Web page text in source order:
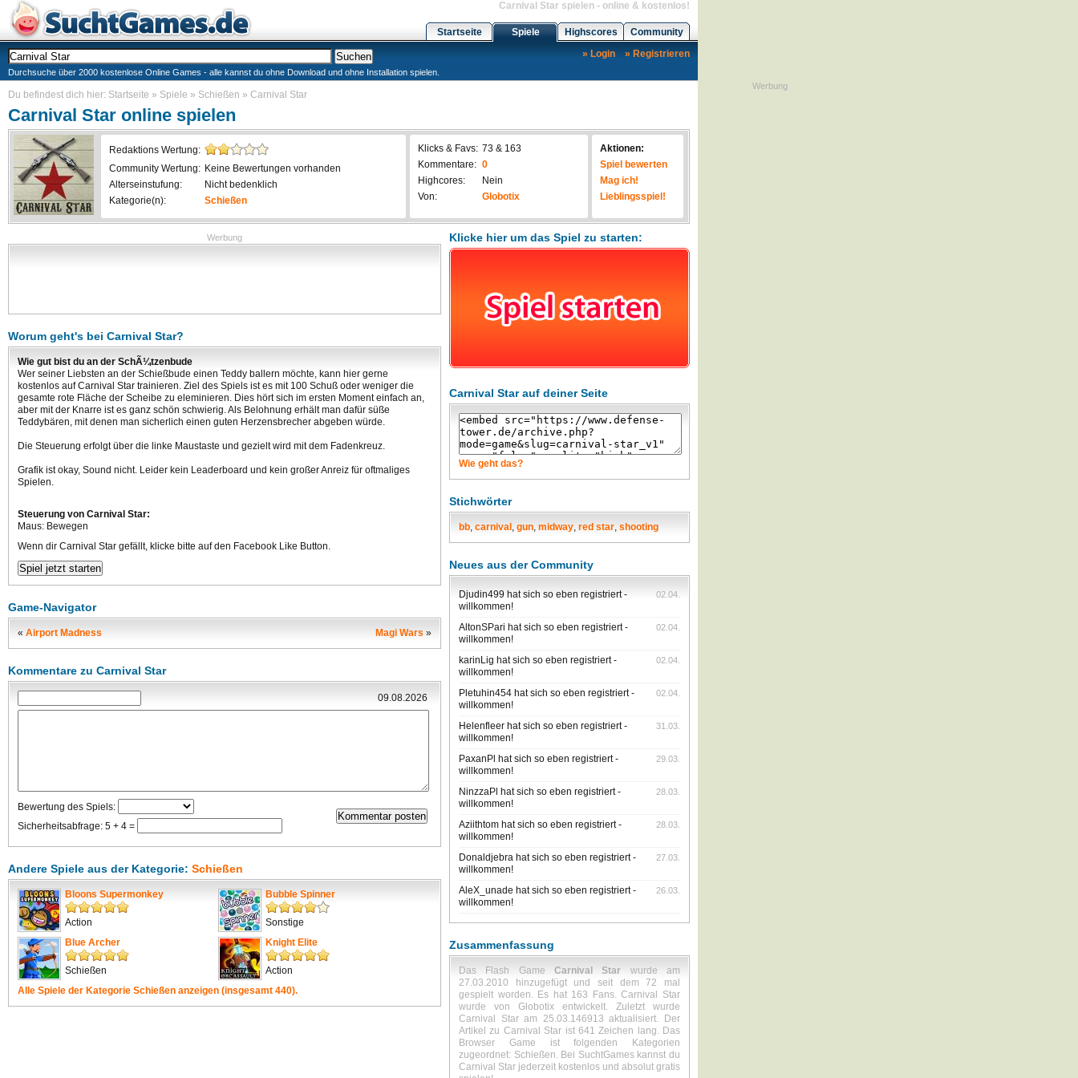
Carnival Star spielen - online & kostenlos!
Startseite Spiele Highscores
Community
» Login
» Registrieren
Durchsuche über 2000 kostenlose Online Games - alle kannst du ohne Download und ohne Installation spielen.
Du befindest dich hier: Startseite » Spiele » Schießen » Carnival Star
Carnival Star online spielen
Redaktions Wertung:
Community Wertung: Keine Bewertungen vorhanden
Alterseinstufung:
Nicht bedenklich
Kategorie(n):
Schießen
Klicks & Favs: 73 & 163
Kommentare: 0
Highcores:
Nein
Von:
Globotix
Aktionen:
Spiel bewerten
Mag ich!
Lieblingsspiel!
Werbung
Worum geht's bei Carnival Star?
Wie gut bist du an der SchÃ¼tzenbude
Wer seiner Liebsten an der Schießbude einen Teddy ballern möchte, kann hier gerne
kostenlos auf Carnival Star trainieren. Ziel des Spiels ist es mit 100 Schuß oder weniger die
gesamte rote Fläche der Scheibe zu eleminieren. Dies hört sich im ersten Moment einfach an,
aber mit der Knarre ist es ganz schön schwierig. Als Belohnung erhält man dafür süße
Teddybären, mit denen man sicherlich einen guten Herzensbrecher abgeben würde.
Die Steuerung erfolgt über die linke Maustaste und gezielt wird mit dem Fadenkreuz.
Grafik ist okay, Sound nicht. Leider kein Leaderboard und kein großer Anreiz für oftmaliges
Spielen.
Steuerung von Carnival Star:
Maus: Bewegen
Wenn dir Carnival Star gefällt, klicke bitte auf den Facebook Like Button.
Game-Navigator
Magi Wars »
« Airport Madness
Kommentare zu Carnival Star
09.08.2026
Bewertung des Spiels:
Sicherheitsabfrage: 5 + 4 =
Andere Spiele aus der Kategorie: Schießen
Bloons Supermonkey
Action
Bubble Spinner
Sonstige
Blue Archer
Schießen
Knight Elite
Action
Alle Spiele der Kategorie Schießen anzeigen (insgesamt 440).
Klicke hier um das Spiel zu starten:
Carnival Star auf deiner Seite
Wie geht das?
Stichwörter
bb, carnival , gun, midway, red star, shooting
Neues aus der Community
02.04.
Djudin499 hat sich so eben registriert -
willkommen!
02.04.
AltonSPari hat sich so eben registriert -
willkommen!
02.04.
karinLig hat sich so eben registriert -
willkommen!
02.04.
Pletuhin454 hat sich so eben registriert -
willkommen!
31.03.
Helenfleer hat sich so eben registriert -
willkommen!
29.03.
PaxanPl hat sich so eben registriert -
willkommen!
28.03.
NinzzaPl hat sich so eben registriert -
willkommen!
28.03.
Aziithtom hat sich so eben registriert -
willkommen!
27.03.
Donaldjebra hat sich so eben registriert -
willkommen!
26.03.
AleX_unade hat sich so eben registriert -
willkommen!
Zusammenfassung
Das Flash Game Carnival Star wurde am
27.03.2010 hinzugefügt und seit dem 72 mal
gespielt worden. Es hat 163 Fans. Carnival Star
wurde von Globotix entwickelt. Zuletzt wurde
Carnival Star am 25.03.146913 aktualisiert. Der
Artikel zu Carnival Star ist 641 Zeichen lang. Das
Browser Game ist folgenden Kategorien
zugeordnet: Schießen. Bei SuchtGames kannst du
Carnival Star jederzeit kostenlos und absolut gratis
Werbung